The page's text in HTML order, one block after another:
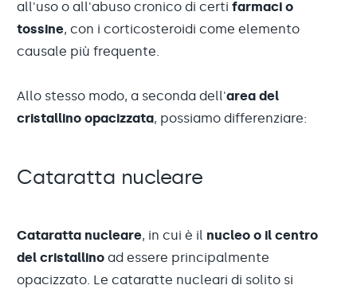
all'uso o all'abuso cronico di certi farmaci o
tossine, con i corticosteroidi come elemento
causale più frequente.
Allo stesso modo, a seconda dell'area del
cristallino opacizzata, possiamo differenziare:
Cataratta nucleare
Cataratta nucleare, in cui è il nucleo o il centro
del cristallino ad essere principalmente
opacizzato. Le cataratte nucleari di solito si